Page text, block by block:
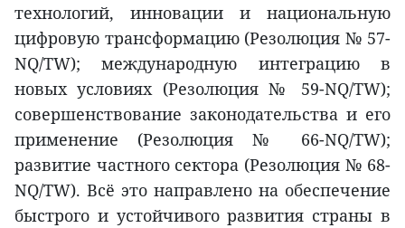
технологий, инновации и национальную
цифровую трансформацию (Резолюция № 57-
NQ/TW); международную интеграцию в
новых условиях (Резолюция № 59-NQ/TW);
совершенствование законодательства и его
применение (Резолюция № 66-NQ/TW);
развитие частного сектора (Резолюция № 68-
NQ/TW). Всё это направлено на обеспечение
быстрого и устойчивого развития страны в